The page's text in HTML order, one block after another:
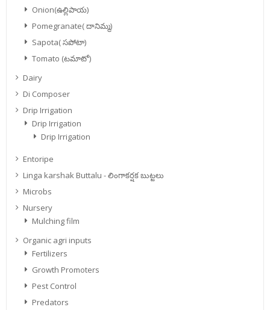
Onion(ఉల్లిపాయ)
Pomegranate( దానిమ్మ)
Sapota( సపోటా)
Tomato (టమాటో)
Dairy
Di Composer
Drip Irrigation
Drip Irrigation
Drip Irrigation
Entoripe
Linga karshak Buttalu - లింగాకర్షక బుట్టలు
Microbs
Nursery
Mulching film
Organic agri inputs
Fertilizers
Growth Promoters
Pest Control
Predators